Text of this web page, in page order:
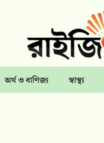
অর্থ ও বাণিজ্য স্বাস্থ্য